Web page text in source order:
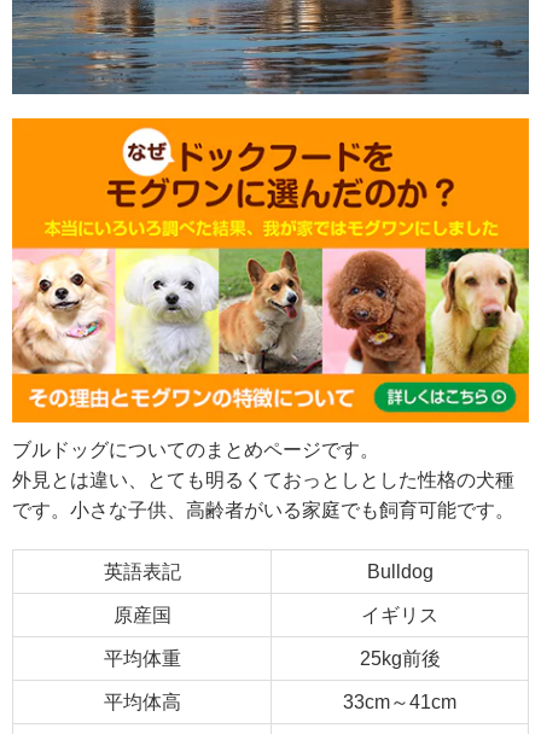
ブルドッグについてのまとめページです。
外見とは違い、とても明るくておっとしとした性格の犬種
です。小さな子供、高齢者がいる家庭でも飼育可能です。
英語表記 Bulldog
原産国 イギリス
平均体重 25kg前後
平均体高 33cm～41cm